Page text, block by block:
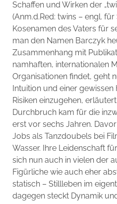
Schaffen und Wirken der
(Anm.d.Red: twins – engl.
Kosenamen des Vaters für
man den Namen Barczyk
Zusammenhang mit
namhaften, internationalen
Organisationen findet, geht
Intuition und einer
Risiken einzugehen,
Durchbruch kam für die
erst vor sechs Jahren.
Jobs als Tanzdoubels bei
Wasser. Ihre Leidenschaft
sich nun auch in vielen der
Figürliche wie auch eher
statisch – Stillleben im
dagegen steckt Dynamik